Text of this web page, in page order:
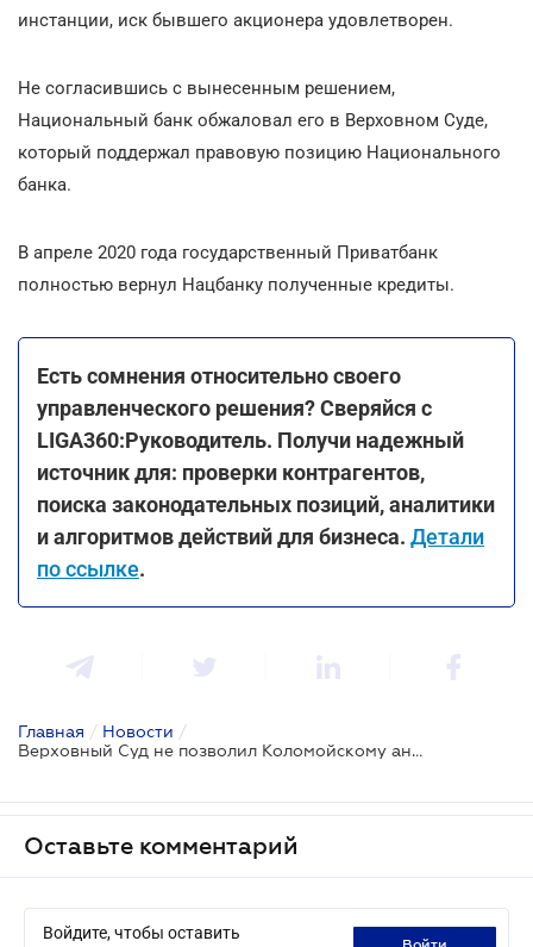
инстанции, иск бывшего акционера удовлетворен.
Не согласившись с вынесенным решением,
Национальный банк обжаловал его в Верховном Суде,
который поддержал правовую позицию Национального
банка.
В апреле 2020 года государственный Приватбанк
полностью вернул Нацбанку полученные кредиты.
Есть сомнения относительно своего
управленческого решения? Сверяйся с
LIGA360:Руководитель. Получи надежный
источник для: проверки контрагентов,
поиска законодательных позиций, аналитики
и алгоритмов действий для бизнеса. Детали
по ссылке.
Главная / Новости /
Верховный Суд не позволил Коломойскому аннулировать кредитные договоры ПриватБанка с НБУ на 18 млрд грн
Оставьте комментарий
Войдите, чтобы оставить